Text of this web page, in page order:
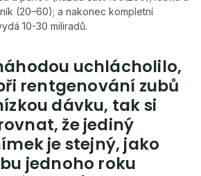
(20–60); a nakonec kompletní
10-30 miliradů.
uchlácholilo,
rentgenování zubů
dávku, tak si
že jediný
je stejný, jako
jednoho roku